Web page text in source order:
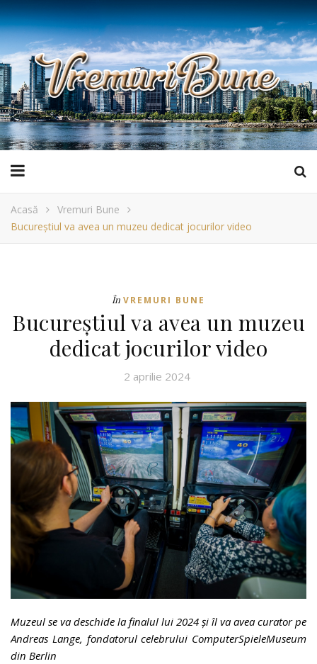
Acasă
Vremuri Bune
Bucureștiul va avea un muzeu dedicat jocurilor video
În VREMURI BUNE
Bucureștiul va avea un muzeu
dedicat jocurilor video
2 aprilie 2024
Muzeul se va deschide la finalul lui 2024 și îl va avea curator pe
Andreas Lange, fondatorul celebrului ComputerSpieleMuseum
din Berlin